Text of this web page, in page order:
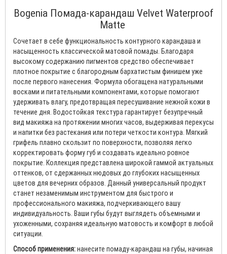
Bogenia Помада-карандаш Velvet Waterproof
Matte
Сочетает в себе функциональность контурного карандаша и
насыщенность классической матовой помады. Благодаря
высокому содержанию пигментов средство обеспечивает
плотное покрытие с благородным бархатистым финишем уже
после первого нанесения. Формула обогащена натуральными
восками и питательными компонентами, которые помогают
удерживать влагу, предотвращая пересушивание нежной кожи в
течение дня. Водостойкая текстура гарантирует безупречный
вид макияжа на протяжении многих часов, выдерживая перекусы
и напитки без растекания или потери четкости контура. Мягкий
грифель плавно скользит по поверхности, позволяя легко
корректировать форму губ и создавать идеально ровное
покрытие. Коллекция представлена широкой гаммой актуальных
оттенков, от сдержанных нюдовых до глубоких насыщенных
цветов для вечерних образов. Данный универсальный продукт
станет незаменимым инструментом для быстрого и
профессионального макияжа, подчеркивающего вашу
индивидуальность. Ваши губы будут выглядеть объемными и
ухоженными, сохраняя идеальную матовость и комфорт в любой
ситуации.
Способ применения:нанесите помаду-карандаш на губы, начиная